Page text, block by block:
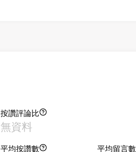
按讚評論比
無資料
平均按讚數 平均留言數